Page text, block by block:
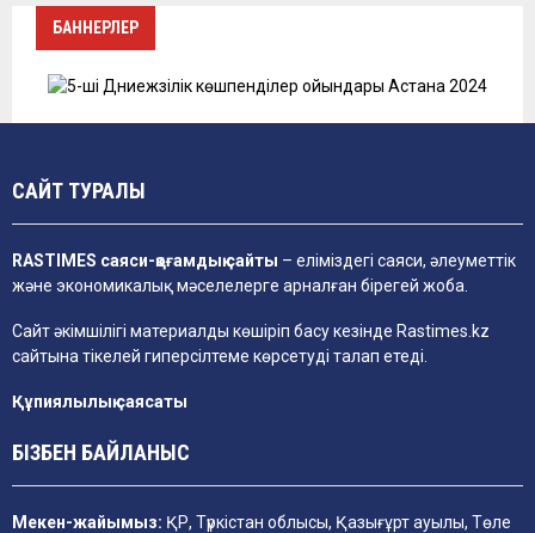
БАННЕРЛЕР
САЙТ ТУРАЛЫ
RASTIMES саяси-қоғамдық сайты – еліміздегі саяси, әлеуметтік
және экономикалық мәселелерге арналған бірегей жоба.
Сайт әкімшілігі материалды көшіріп басу кезінде Rastimes.kz
сайтына тікелей гиперсілтеме көрсетуді талап етеді.
Құпиялылық саясаты
БІЗБЕН БАЙЛАНЫС
Мекен-жайымыз: ҚР, Түркістан облысы, Қазығұрт ауылы, Төле